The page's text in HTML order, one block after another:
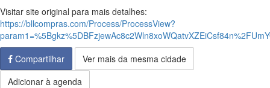
Visitar site original para mais detalhes:
https://bllcompras.com/Process/ProcessView?
Compartilhar
Ver mais da mesma cidade
Adicionar à agenda